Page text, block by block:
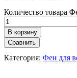
Количество товара
В корзину
Сравнить
Категория: Фен для